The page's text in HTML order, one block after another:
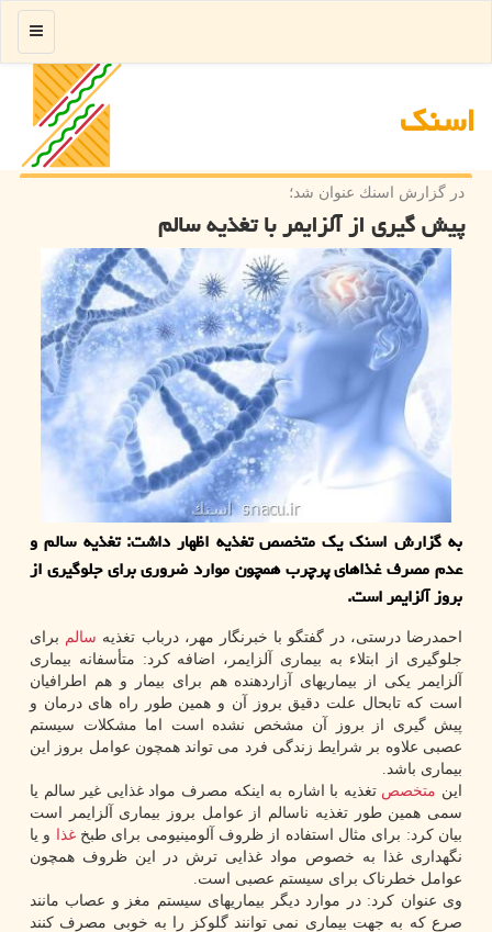
اسنك
منو
در گزارش اسنك عنوان شد؛
پیش گیری از آلزایمر با تغذیه سالم
به گزارش اسنک یک متخصص تغذیه اظهار داشت: تغذیه سالم و
عدم مصرف غذاهای پرچرب همچون موارد ضروری برای جلوگیری از
بروز آلزایمر است.
احمدرضا درستی، در گفتگو با خبرنگار مهر، درباب تغذیه سالم برای
جلوگیری از ابتلاء به بیماری آلزایمر، اضافه کرد: متأسفانه بیماری
آلزایمر یکی از بیماریهای آزاردهنده هم برای بیمار و هم اطرافیان
است که تابحال علت دقیق بروز آن و همین طور راه های درمان و
پیش گیری از بروز آن مشخص نشده است اما مشکلات سیستم
عصبی علاوه بر شرایط زندگی فرد می تواند همچون عوامل بروز این
بیماری باشد.
این متخصص تغذیه با اشاره به اینکه مصرف مواد غذایی غیر سالم یا
سمی همین طور تغذیه ناسالم از عوامل بروز بیماری آلزایمر است
بیان کرد: برای مثال استفاده از ظروف آلومینیومی برای طبخغذا و یا
نگهداری غذا به خصوص مواد غذایی ترش در این ظروف همچون
عوامل خطرناک برای سیستم عصبی است.
وی عنوان کرد: در موارد دیگر بیماریهای سیستم مغز و عصاب مانند
صرع که به جهت بیماری نمی توانند گلوکز را به خوبی مصرف کنند